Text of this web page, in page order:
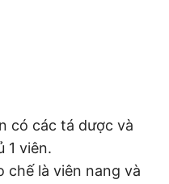
có các tá dược và
1 viên.
chế là viên nang và